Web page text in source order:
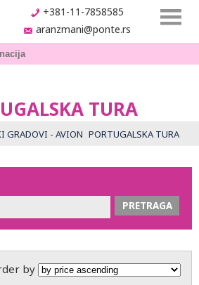
+381-11-7858585
aranzmani@ponte.rs
TURA
GRADOVI - AVION PORTUGALSKA TURA
by